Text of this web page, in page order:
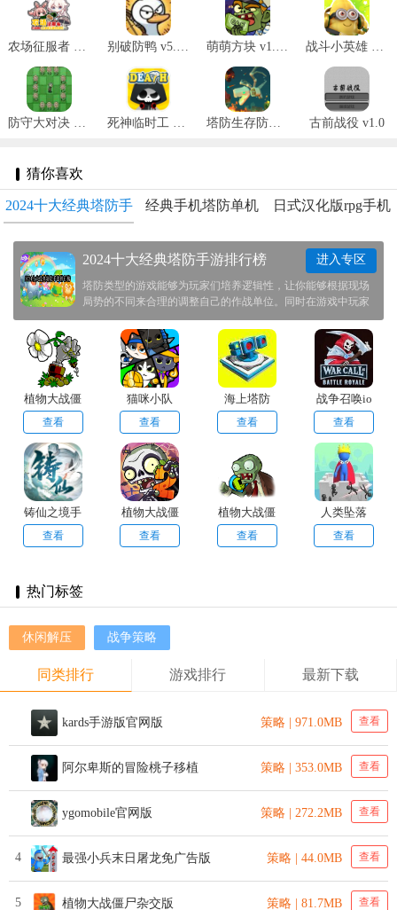
农场征服者 v0.2.2 别破防鸭 v5.6.0 萌萌方块 v1.0.0 战斗小英雄 v1.193
防守大对决 v101.121.2 死神临时工 v1.5.0 塔防生存防御 v1.3 古前战役 v1.0
猜你喜欢
2024十大经典塔防手 经典手机塔防单机 日式汉化版rpg手机
2024十大经典塔防手游排行榜
塔防类型的游戏能够为玩家们培养逻辑性，让你能够根据现场
局势的不同来合理的调整自己的作战单位。同时在游戏中玩家
们还能通过奇思妙想来消灭你的对手。这次准备了一些优秀的
塔防游戏推荐给大家，欢迎大家前来其中下载体验一番！
进入专区
植物大战僵
尸射击版手
机版
查看
猫咪小队
查看
海上塔防
查看
战争召唤io
查看
铸仙之境手
游
查看
植物大战僵
尸2万圣派
查看
植物大战僵
尸ikun版
查看
人类坠落
查看
热门标签
休闲解压 战争策略
同类排行 游戏排行 最新下载
kards手游版官网版 策略 | 971.0MB 查看
阿尔卑斯的冒险桃子移植 策略 | 353.0MB 查看
ygomobile官网版 策略 | 272.2MB 查看
4 最强小兵末日屠龙免广告版 策略 | 44.0MB 查看
5 植物大战僵尸杂交版 策略 | 81.7MB 查看